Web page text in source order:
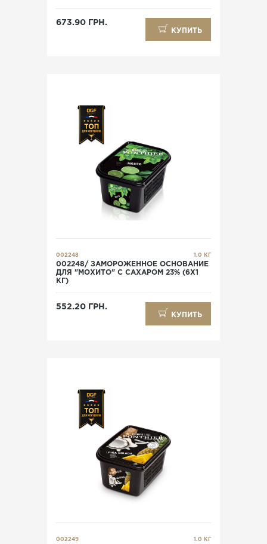
673.90 ГРН.
КУПИТЬ
002248 1.0 КГ
002248/ ЗАМОРОЖЕННОЕ ОСНОВАНИЕ
ДЛЯ "МОХИТО" С САХАРОМ 23% (6X1
КГ)
552.20 ГРН.
КУПИТЬ
002249 1.0 КГ